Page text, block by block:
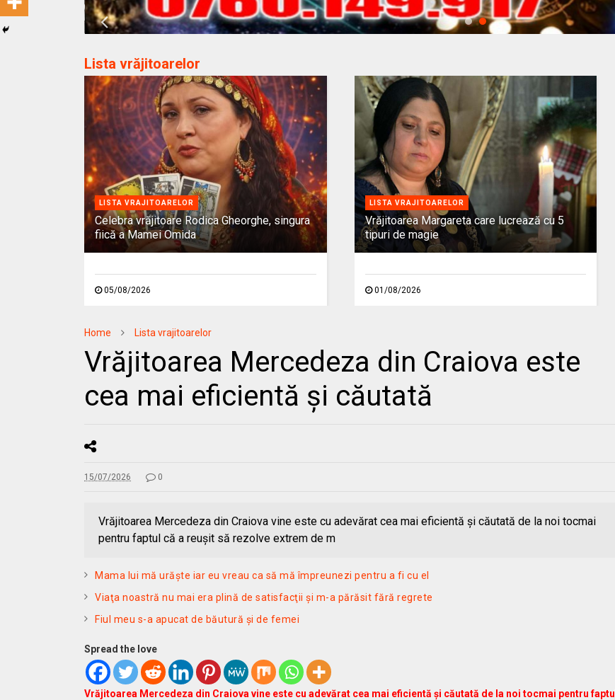
Lista vrăjitoarelor
LISTA VRAJITOARELOR
Celebra vrăjitoare Rodica Gheorghe, singura
fiică a Mamei Omida
05/08/2026
LISTA VRAJITOARELOR
Vrăjitoarea Margareta care lucrează cu 5
tipuri de magie
01/08/2026
Home Lista vrajitoarelor
Vrăjitoarea Mercedeza din Craiova este
cea mai eficientă şi căutată
15/07/2026 0
Vrăjitoarea Mercedeza din Craiova vine este cu adevărat cea mai eficientă şi căutată de la noi tocmai
pentru faptul că a reuşit să rezolve extrem de m
Mama lui mă urăște iar eu vreau ca să mă împreunezi pentru a fi cu el
Viaţa noastră nu mai era plină de satisfacţii și m-a părăsit fără regrete
Fiul meu s-a apucat de băutură şi de femei
Spread the love
Vrăjitoarea Mercedeza din Craiova vine este cu adevărat cea mai eficientă şi căutată de la noi tocmai pentru faptul